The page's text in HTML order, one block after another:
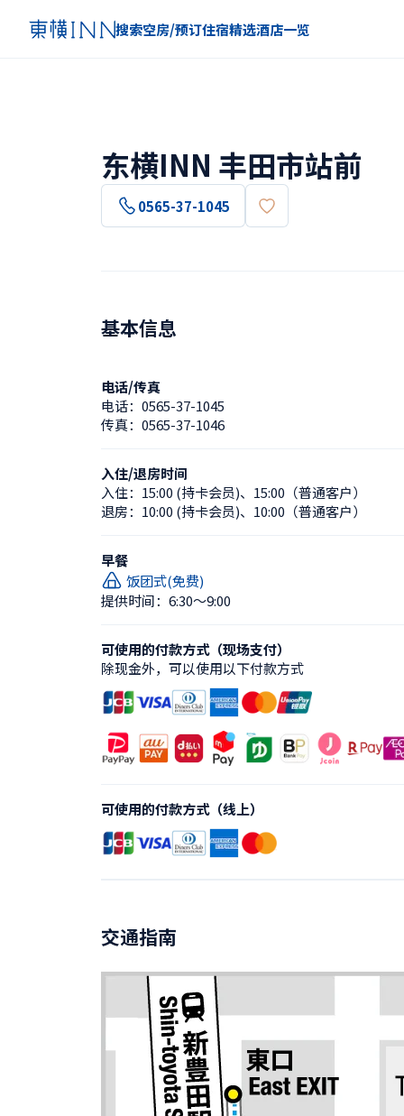
搜索空房/预订住宿精选酒店一览
东横INN 丰田市站前
0565-37-1045
基本信息
电话/传真
电话： 0565-37-1045
传真： 0565-37-1046
入住/退房时间
入住： 15:00 (持卡会员)、 15:00（普通客户）
退房： 10:00 (持卡会员)、 10:00（普通客户）
早餐
饭团式(免费)
提供时间：6:30〜9:00
可使用的付款方式（现场支付）
除现金外，可以使用以下付款方式
可使用的付款方式（线上）
交通指南